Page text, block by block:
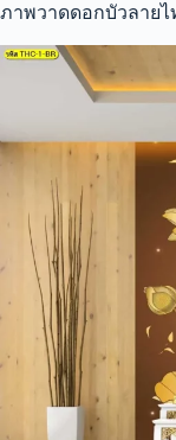
ภาพวาดดอกบัวลายไ